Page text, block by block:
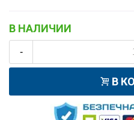
В НАЛИЧИИ
-
В